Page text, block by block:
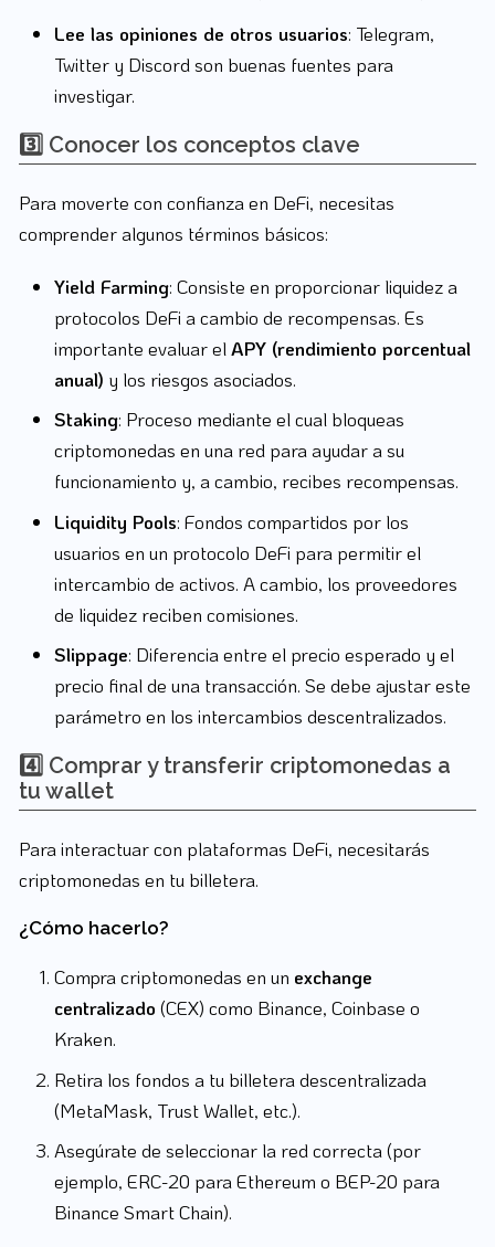
Lee las opiniones de otros usuarios: Telegram,
Twitter y Discord son buenas fuentes para
investigar.
3️⃣ Conocer los conceptos clave
Para moverte con confianza en DeFi, necesitas
comprender algunos términos básicos:
Yield Farming: Consiste en proporcionar liquidez a
protocolos DeFi a cambio de recompensas. Es
importante evaluar el APY (rendimiento porcentual
anual) y los riesgos asociados.
Staking: Proceso mediante el cual bloqueas
criptomonedas en una red para ayudar a su
funcionamiento y, a cambio, recibes recompensas.
Liquidity Pools: Fondos compartidos por los
usuarios en un protocolo DeFi para permitir el
intercambio de activos. A cambio, los proveedores
de liquidez reciben comisiones.
Slippage: Diferencia entre el precio esperado y el
precio final de una transacción. Se debe ajustar este
parámetro en los intercambios descentralizados.
4️⃣ Comprar y transferir criptomonedas a
tu wallet
Para interactuar con plataformas DeFi, necesitarás
criptomonedas en tu billetera.
¿Cómo hacerlo?
Compra criptomonedas en un exchange
centralizado (CEX) como Binance, Coinbase o
Kraken.
Retira los fondos a tu billetera descentralizada
(MetaMask, Trust Wallet, etc.).
Asegúrate de seleccionar la red correcta (por
ejemplo, ERC-20 para Ethereum o BEP-20 para
Binance Smart Chain).